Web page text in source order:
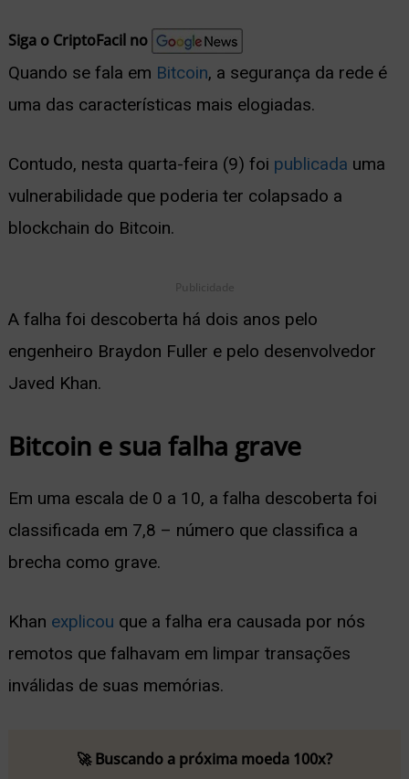
Siga o CriptoFacil no
Quando se fala em Bitcoin, a segurança da rede é
uma das características mais elogiadas.
Contudo, nesta quarta-feira (9) foi publicada uma
vulnerabilidade que poderia ter colapsado a
blockchain do Bitcoin.
Publicidade
A falha foi descoberta há dois anos pelo
engenheiro Braydon Fuller e pelo desenvolvedor
Javed Khan.
Bitcoin e sua falha grave
Em uma escala de 0 a 10, a falha descoberta foi
classificada em 7,8 – número que classifica a
brecha como grave.
Khan explicou que a falha era causada por nós
remotos que falhavam em limpar transações
inválidas de suas memórias.
🚀 Buscando a próxima moeda 100x?